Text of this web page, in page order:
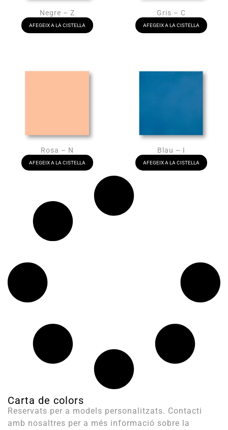
Negre – Z
AFEGEIX A LA CISTELLA
Gris – C
AFEGEIX A LA CISTELLA
Rosa – N
AFEGEIX A LA CISTELLA
Blau – I
AFEGEIX A LA CISTELLA
Carta de colors
Reservats per a models personalitzats. Contacti
amb nosaltres per a més informació sobre la